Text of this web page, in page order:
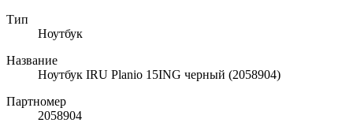
Тип
Ноутбук
Название
Ноутбук IRU Planio 15ING черный (2058904)
Партномер
2058904